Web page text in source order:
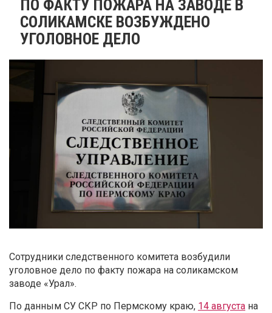
​ПО ФАКТУ ПОЖАРА НА ЗАВОДЕ В
СОЛИКАМСКЕ ВОЗБУЖДЕНО
УГОЛОВНОЕ ДЕЛО
Сотрудники следственного комитета возбудили
уголовное дело по факту пожара на соликамском
заводе «Урал».
По данным СУ СКР по Пермскому краю, 14 августа на